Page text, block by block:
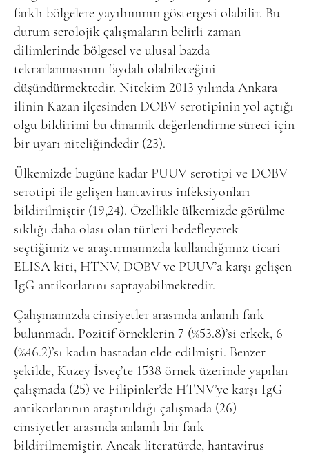
farklı bölgelere yayılımının göstergesi olabilir. Bu
durum serolojik çalışmaların belirli zaman
dilimlerinde bölgesel ve ulusal bazda
tekrarlanmasının faydalı olabileceğini
düşündürmektedir. Nitekim 2013 yılında Ankara
ilinin Kazan ilçesinden DOBV serotipinin yol açtığı
olgu bildirimi bu dinamik değerlendirme süreci için
bir uyarı niteliğindedir (23).
Ülkemizde bugüne kadar PUUV serotipi ve DOBV
serotipi ile gelişen hantavirus infeksiyonları
bildirilmiştir (19,24). Özellikle ülkemizde görülme
sıklığı daha olası olan türleri hedefleyerek
seçtiğimiz ve araştırmamızda kullandığımız ticari
ELISA kiti, HTNV, DOBV ve PUUV’a karşı gelişen
IgG antikorlarını saptayabilmektedir.
Çalışmamızda cinsiyetler arasında anlamlı fark
bulunmadı. Pozitif örneklerin 7 (%53.8)’si erkek, 6
(%46.2)’sı kadın hastadan elde edilmişti. Benzer
şekilde, Kuzey İsveç’te 1538 örnek üzerinde yapılan
çalışmada (25) ve Filipinler’de HTNV’ye karşı IgG
antikorlarının araştırıldığı çalışmada (26)
cinsiyetler arasında anlamlı bir fark
bildirilmemiştir. Ancak literatürde, hantavirus